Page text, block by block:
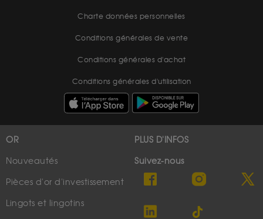
Charte données personnelles
Conditions générales de vente
Conditions générales d'achat
Conditions générales d'utilisation
OR
Nouveautés
Pièces d'or d'investissement
Lingots et lingotins
PLUS D'INFOS
Suivez-nous